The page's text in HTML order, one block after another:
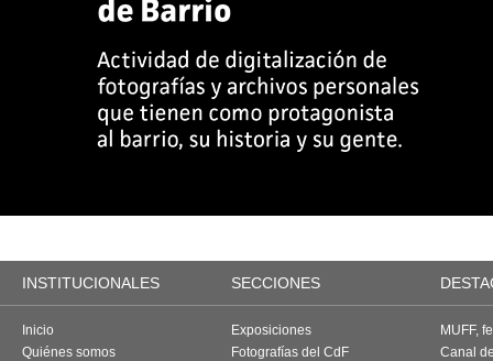
INSTITUCIONALES SECCIONES
Inicio
Quiénes somos
Exposiciones
Fotografías del CdF
MUFF,
Canal